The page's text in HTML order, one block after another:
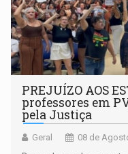
PREJUÍZO AOS
professores em
pela Justiça
Geral 08 de